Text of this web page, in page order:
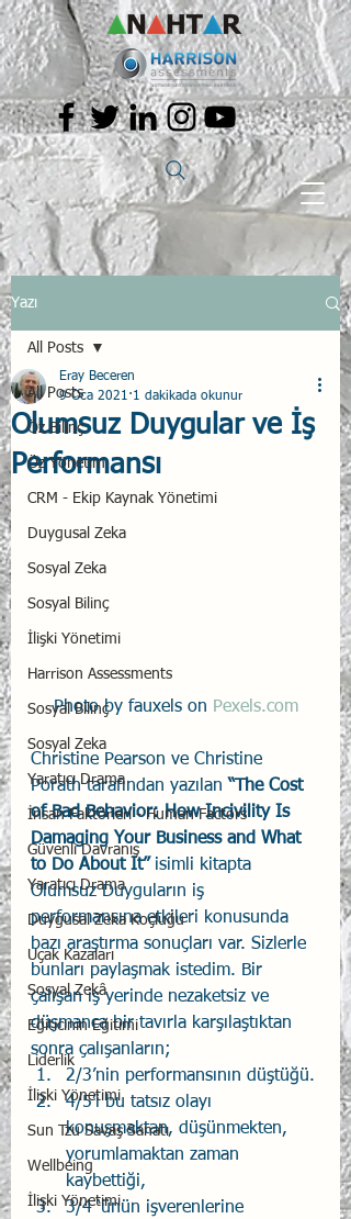
Yazı
All Posts
Öz Bilinç
Öz Yönetim
CRM - Ekip Kaynak Yönetimi
Duygusal Zeka
Sosyal Zeka
Sosyal Bilinç
İlişki Yönetimi
Harrison Assessments
Sosyal Bilinç
Sosyal Zeka
Yaratıcı Drama
İnsan Faktörleri - Human Factors
Güvenli Davranış
Yaratıcı Drama
Duygusal Zeka Koçluğu
Uçak Kazaları
Sosyal Zekâ
Eğiticinin Eğitimi
Liderlik
İlişki Yönetimi
Sun Tzu Savaş Sanatı
Wellbeing
İlişki Yönetimi
All Posts
Olumsuz Duygular ve İş
Performansı
Eray Beceren
9 Oca 2021 1 dakikada okunur
Photo by fauxels on Pexels.com
Christine Pearson ve Christine
Porath tarafından yazılan “The Cost
of Bad Behavior: How Incivility Is
Damaging Your Business and What
to Do About It” isimli kitapta
Olumsuz Duyguların iş
performansına etkileri konusunda
bazı araştırma sonuçları var. Sizlerle
bunları paylaşmak istedim. Bir
çalışan iş yerinde nezaketsiz ve
düşmanca bir tavırla karşılaştıktan
sonra çalışanların;
2/3’nin performansının düştüğü.
4/5’i bu tatsız olayı
konuşmaktan, düşünmekten,
yorumlamaktan zaman
kaybettiği,
3/4 ‘ünün işverenlerine